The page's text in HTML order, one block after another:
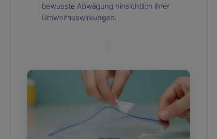
bewusste Abwägung hinsichtlich ihrer
Umweltauswirkungen.